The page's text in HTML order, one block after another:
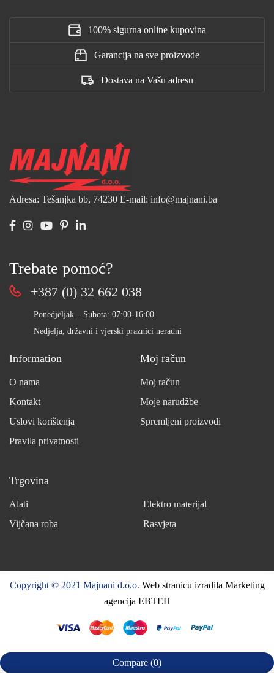
100% sigurna online kupovina
Garancija na sve proizvode
Dostava na Vašu adresu
Adresa: Tešanjka bb, 74230 E-mail: info@majnani.ba
Trebate pomoć?
+387 (0) 32 662 038
Ponedjeljak – Subota: 07:00-16:00
Nedjelja, državni i vjerski praznici neradni
Information
O nama
Kontakt
Uslovi korištenja
Pravila privatnosti
Moj račun
Moj račun
Moje narudžbe
Spremljeni proizvodi
Trgovina
Alati
Elektro materijal
Vijčana roba
Rasvjeta
Copyright © 2021 Majnani d.o.o. Web stranicu izradila Marketing
agencija EBTEH
Compare (0)